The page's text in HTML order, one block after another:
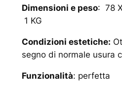
Dimensioni e peso: 78
1 KG
Condizioni estetiche:
segno di normale usura
Funzionalità: perfetta